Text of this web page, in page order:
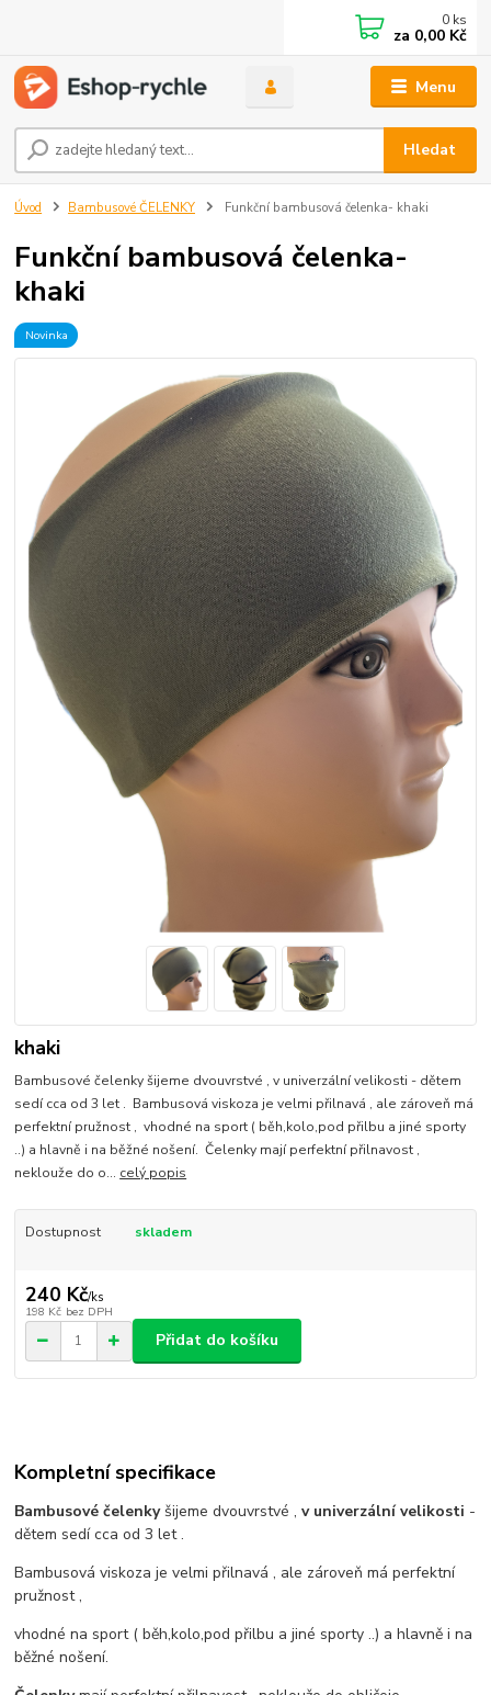
Menu
Hledat
0 ks
za 0,00 Kč
Úvod Bambusové ČELENKY Funkční bambusová čelenka- khaki
Funkční bambusová čelenka-
khaki
Novinka
khaki
Bambusové čelenky šijeme dvouvrstvé , v univerzální velikosti - dětem
sedí cca od 3 let . Bambusová viskoza je velmi přilnavá , ale zároveň má
perfektní pružnost , vhodné na sport ( běh,kolo,pod přilbu a jiné sporty
..) a hlavně i na běžné nošení. Čelenky mají perfektní přilnavost ,
neklouže do o... celý popis
Dostupnost skladem
240 Kč/ks
198 Kč bez DPH
Přidat do košíku
Kompletní specifikace
Bambusové čelenky šijeme dvouvrstvé ,v univerzální velikosti -
dětem sedí cca od 3 let .
Bambusová viskoza je velmi přilnavá , ale zároveň má perfektní
pružnost ,
vhodné na sport ( běh,kolo,pod přilbu a jiné sporty ..) a hlavně i na
běžné nošení.